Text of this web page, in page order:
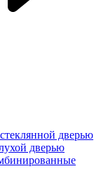
дверью
дверью